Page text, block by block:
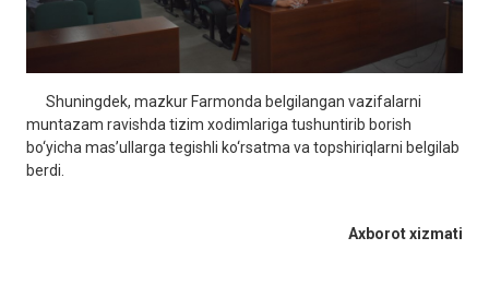
Shuningdek, mazkur Farmonda belgilangan vazifalarni
muntazam ravishda tizim xodimlariga tushuntirib borish
bo‘yicha mas’ullarga tegishli ko‘rsatma va topshiriqlarni belgilab
berdi.
Axborot xizmati